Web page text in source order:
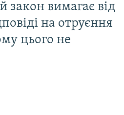
закон вимагає від
на отруєння
цього не